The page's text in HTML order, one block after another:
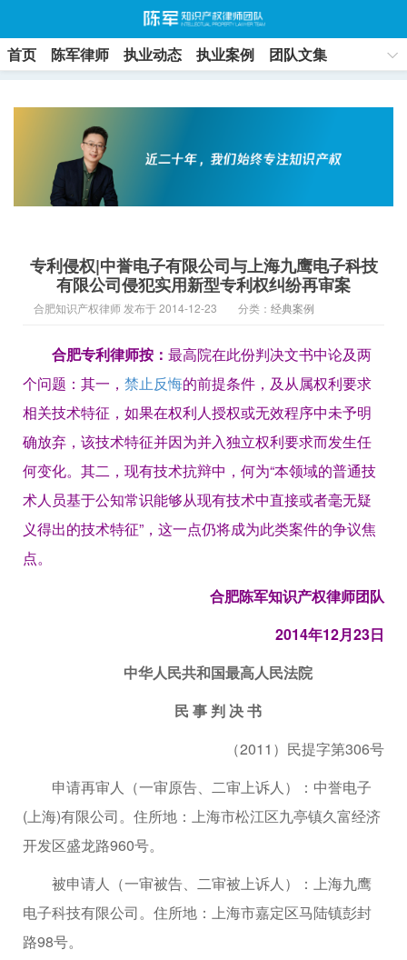
首页 陈军律师 执业动态 执业案例
团队文集
专利侵权|中誉电子有限公司与上海九鹰电子科技
有限公司侵犯实用新型专利权纠纷再审案
合肥知识产权律师 发布于 2014-12-23 分类： 经典案例
合肥专利律师按： 最高院在此份判决文书中论及两
个问题：其一， 禁止反悔的前提条件，及从属权利要求
相关技术特征，如果在权利人授权或无效程序中未予明
确放弃，该技术特征并因为并入独立权利要求而发生任
何变化。其二，现有技术抗辩中，何为“本领域的普通技
术人员基于公知常识能够从现有技术中直接或者毫无疑
义得出的技术特征”，这一点仍将成为此类案件的争议焦
点。
合肥陈军知识产权律师团队
2014年12月23日
中华人民共和国最高人民法院
民 事 判 决 书
（2011）民提字第306号
申请再审人（一审原告、二审上诉人）：中誉电子
(上海)有限公司。住所地：上海市松江区九亭镇久富经济
开发区盛龙路960号。
被申请人（一审被告、二审被上诉人）：上海九鹰
电子科技有限公司。住所地：上海市嘉定区马陆镇彭封
路98号。